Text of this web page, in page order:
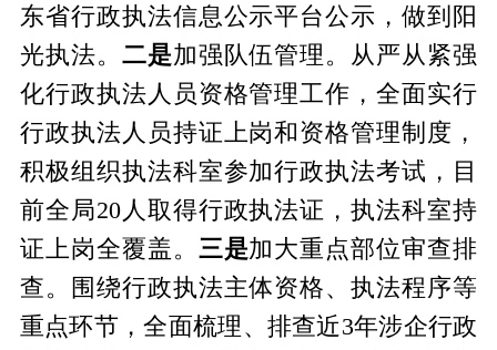
东省行政执法信息公示平台公示，做到阳
光执法。 二是加强队伍管理。从严从紧强
化行政执法人员资格管理工作，全面实行
行政执法人员持证上岗和资格管理制度，
积极组织执法科室参加行政执法考试，目
前全局20人取得行政执法证，执法科室持
证上岗全覆盖。 三是加大重点部位审查排
查。围绕行政执法主体资格、执法程序等
重点环节，全面梳理、排查近3年涉企行政